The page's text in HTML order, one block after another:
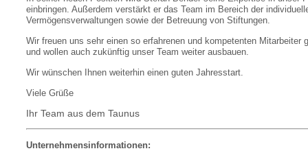
einbringen. Außerdem verstärkt er das Team im Bereich der
Vermögensverwaltungen sowie der Betreuung von Stiftungen.
Wir freuen uns sehr einen so erfahrenen und kompetenten Mitarbeiter
und wollen auch zukünftig unser Team weiter ausbauen.
Wir wünschen Ihnen weiterhin einen guten Jahresstart.
Viele Grüße
Ihr Team aus dem Taunus
Unternehmensinformationen: